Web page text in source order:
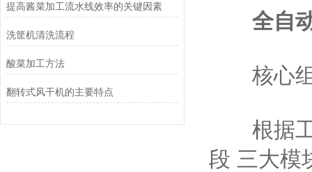
提高酱菜加工流水线效率的关键因素
洗筐机清洗流程
酸菜加工方法
翻转式风干机的主要特点
全自
核心组
根据工
段 三大模